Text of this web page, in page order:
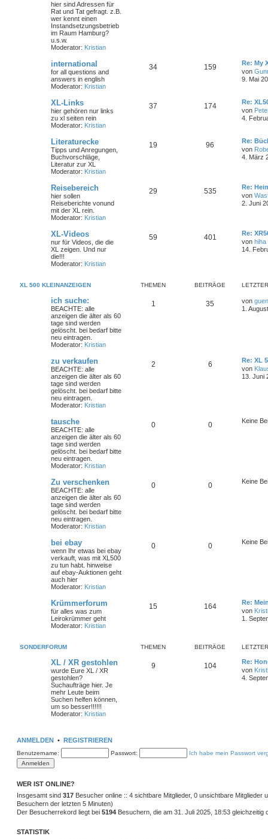
hier sind Adressen für
Rat und Tat gefragt. z.B.
wer kennt einen
Instandsetzungsbetrieb
im Raum Hamburg?
u.s.w.
Moderator: Kristian
international
for all questions and
answers in english
Moderator: Kristian
34 159
Re: My
von
9. Mai
XL-Links
hier gehören nur links
zu xl seiten rein
Moderator: Kristian
37 174
Re:
von
4.
Literaturecke
Tipps und Anregungen,
Buchvorschläge,
Literatur zur XL
Moderator: Kristian
19 96
Re:
von
4. März
Reisebereich
hier sollen
Reiseberichte vonund
mit der XL rein.
Moderator: Kristian
29 535
Re:
von
2. Juni
XL-Videos
nur für Videos, die die
XL zeigen. Und nur
die!!!
Moderator: Kristian
59 401
Re:
von hiha
14.
XL 500 KLEINANZEIGEN THEMEN BEITRÄGE
ich suche:
BEACHTE: alle
anzeigen die älter als 60
tage sind werden
gelöscht. bei bedarf bitte
neu eintragen.
Moderator: Kristian
1 35 von
1.
zu verkaufen
BEACHTE: alle
anzeigen die älter als 60
tage sind werden
gelöscht. bei bedarf bitte
neu eintragen.
Moderator: Kristian
2 6
Re: XL
von
13. Juni
tausche
BEACHTE: alle
anzeigen die älter als 60
tage sind werden
gelöscht. bei bedarf bitte
neu eintragen.
Moderator: Kristian
0 0 Keine
Zu verschenken
BEACHTE: alle
anzeigen die älter als 60
tage sind werden
gelöscht. bei bedarf bitte
neu eintragen.
Moderator: Kristian
0 0 Keine
bei ebay
wenn Ihr etwas bei ebay
verkauft, was mit XL500
zu tun habt. hinweise
auf ebay-Auktionen geht
auch hier
Moderator: Kristian
0 0 Keine
Krümmerforum
für alles was zum
Leirokrümmer geht
Moderator: Kristian
15 164
Re:
von
1.
SONDERFORUM THEMEN BEITRÄGE
XL / XR gestohlen
wurde Eure XL / XR
gestohlen?
Suchaufträge hier. Je
mehr Leute beim
Suchen helfen können,
um so besser!!!!!!
Moderator: Kristian
9 104
Re:
von
4.
ANMELDEN • REGISTRIEREN
Benutzername: Passwort: Ich habe mein Passwort
WER IST ONLINE?
Insgesamt sind 317 Besucher online :: 4 sichtbare Mitglieder, 0 unsichtbare Mitglieder
Besuchern der letzten 5 Minuten)
Der Besucherrekord liegt bei 5194 Besuchern, die am 31. Juli 2025, 18:53 gleichzeitig
STATISTIK